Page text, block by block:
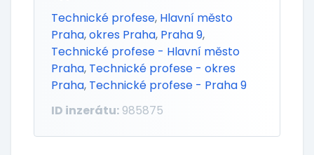
Technické profese, Hlavní město
Praha,okres Praha, Praha 9,
Technické profese - Hlavní město
Praha, Technické profese - okres
Praha, Technické profese - Praha 9
ID inzerátu: 985875